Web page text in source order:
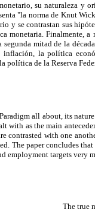
su naturaleza y
"la norma de Knut
y se contrastan sus
monetaria. Finalmente, a
mitad de la
inflación, la política
política de la Reserva
all about, its
with as the main
contrasted with one
The paper concludes
targets very
The true